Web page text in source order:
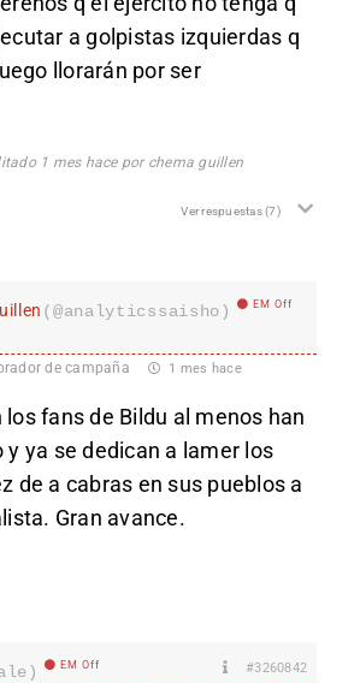
a golpistas izquierdas q
llorarán por ser
1 mes hace por chema guillen
Ver respuestas(7)
(@analyticssaisho) EM Off
de campaña 1 mes hace
fans de Bildu al menos han
y ya se dedican a lamer los
de a cabras en sus pueblos a
Gran avance.
EM Off #3260842